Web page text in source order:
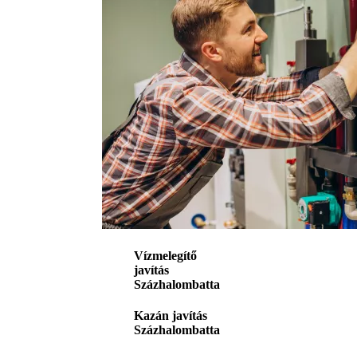
Vízmelegítő
javítás
Százhalombatta
Kazán javítás
Százhalombatta